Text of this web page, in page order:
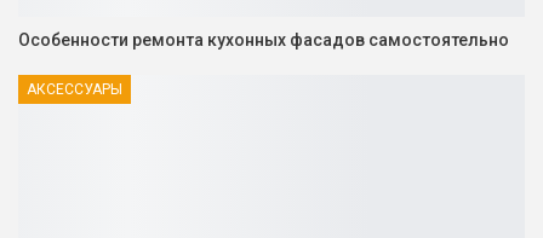
Особенности ремонта кухонных фасадов самостоятельно
АКСЕССУАРЫ